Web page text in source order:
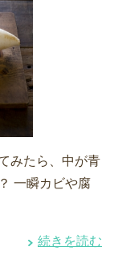
みたら、中が青
一瞬カビや腐
続きを読む